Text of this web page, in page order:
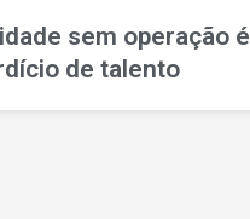
sem operação é
de talento